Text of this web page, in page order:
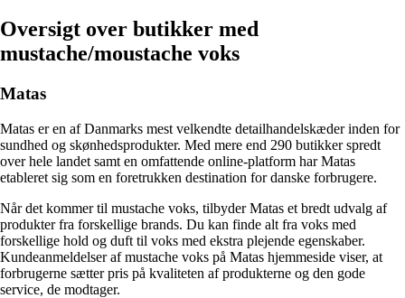
Oversigt over butikker med
mustache/moustache voks
Matas
Matas er en af Danmarks mest velkendte detailhandelskæder inden for
sundhed og skønhedsprodukter. Med mere end 290 butikker spredt
over hele landet samt en omfattende online-platform har Matas
etableret sig som en foretrukken destination for danske forbrugere.
Når det kommer til mustache voks, tilbyder Matas et bredt udvalg af
produkter fra forskellige brands. Du kan finde alt fra voks med
forskellige hold og duft til voks med ekstra plejende egenskaber.
Kundeanmeldelser af mustache voks på Matas hjemmeside viser, at
forbrugerne sætter pris på kvaliteten af produkterne og den gode
service, de modtager.